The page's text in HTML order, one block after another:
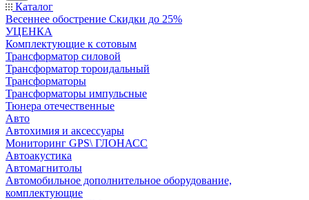
Каталог
Весеннее обострение Скидки до 25%
УЦЕНКА
Комплектующие к сотовым
Трансформатор силовой
Трансформатор тороидальный
Трансформаторы
Трансформаторы импульсные
Тюнера отечественные
Авто
Автохимия и аксессуары
Мониторинг GPS\ ГЛОНАСС
Автоакустика
Автомагнитолы
Автомобильное дополнительное оборудование,
комплектующие